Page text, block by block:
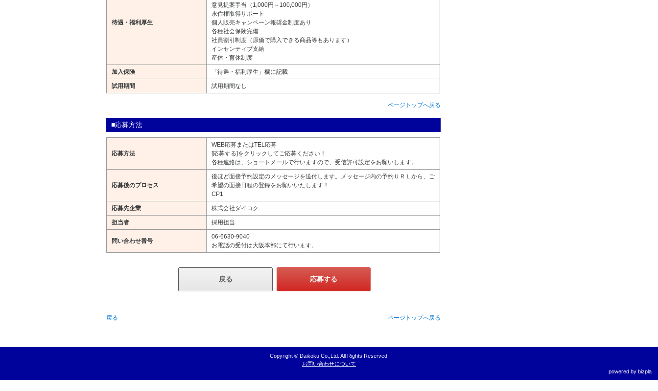
待遇・福利厚生
意見提案手当（1,000円～100,000円）
永住権取得サポート
個人販売キャンペーン報奨金制度あり
各種社会保険完備
社員割引制度（原価で購入できる商品等もあります）
インセンティブ支給
産休・育休制度
加入保険 「待遇・福利厚生」欄に記載
試用期間 試用期間なし
ページトップへ戻る
■応募方法
応募方法
WEB応募またはTEL応募
[応募する]をクリックしてご応募ください！
各種連絡は、ショートメールで行いますので、受信許可設定をお願いします。
応募後のプロセス
後ほど面接予約設定のメッセージを送付します。メッセージ内の予約ＵＲＬから、ご
希望の面接日程の登録をお願いいたします！
CP1
応募先企業 株式会社ダイコク
担当者 採用担当
問い合わせ番号
06-6630-9040
お電話の受付は大阪本部にて行います。
戻る 応募する
戻る ページトップへ戻る
Copyright © Daikoku Co.,Ltd. All Rights Reserved.
お問い合わせについて
powered by bizpla